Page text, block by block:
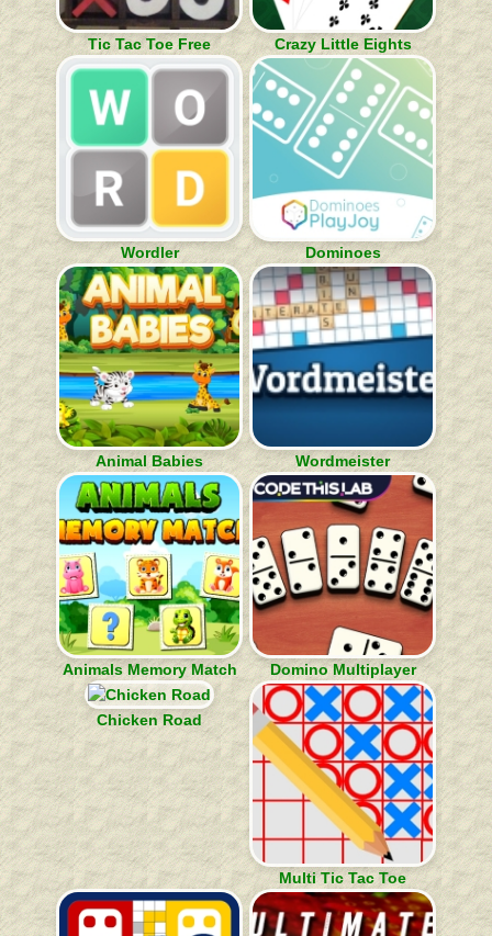
Tic Tac Toe Free Crazy Little Eights
Wordler Dominoes
Animal Babies Wordmeister
Animals Memory Match Domino Multiplayer
Chicken Road
Multi Tic Tac Toe